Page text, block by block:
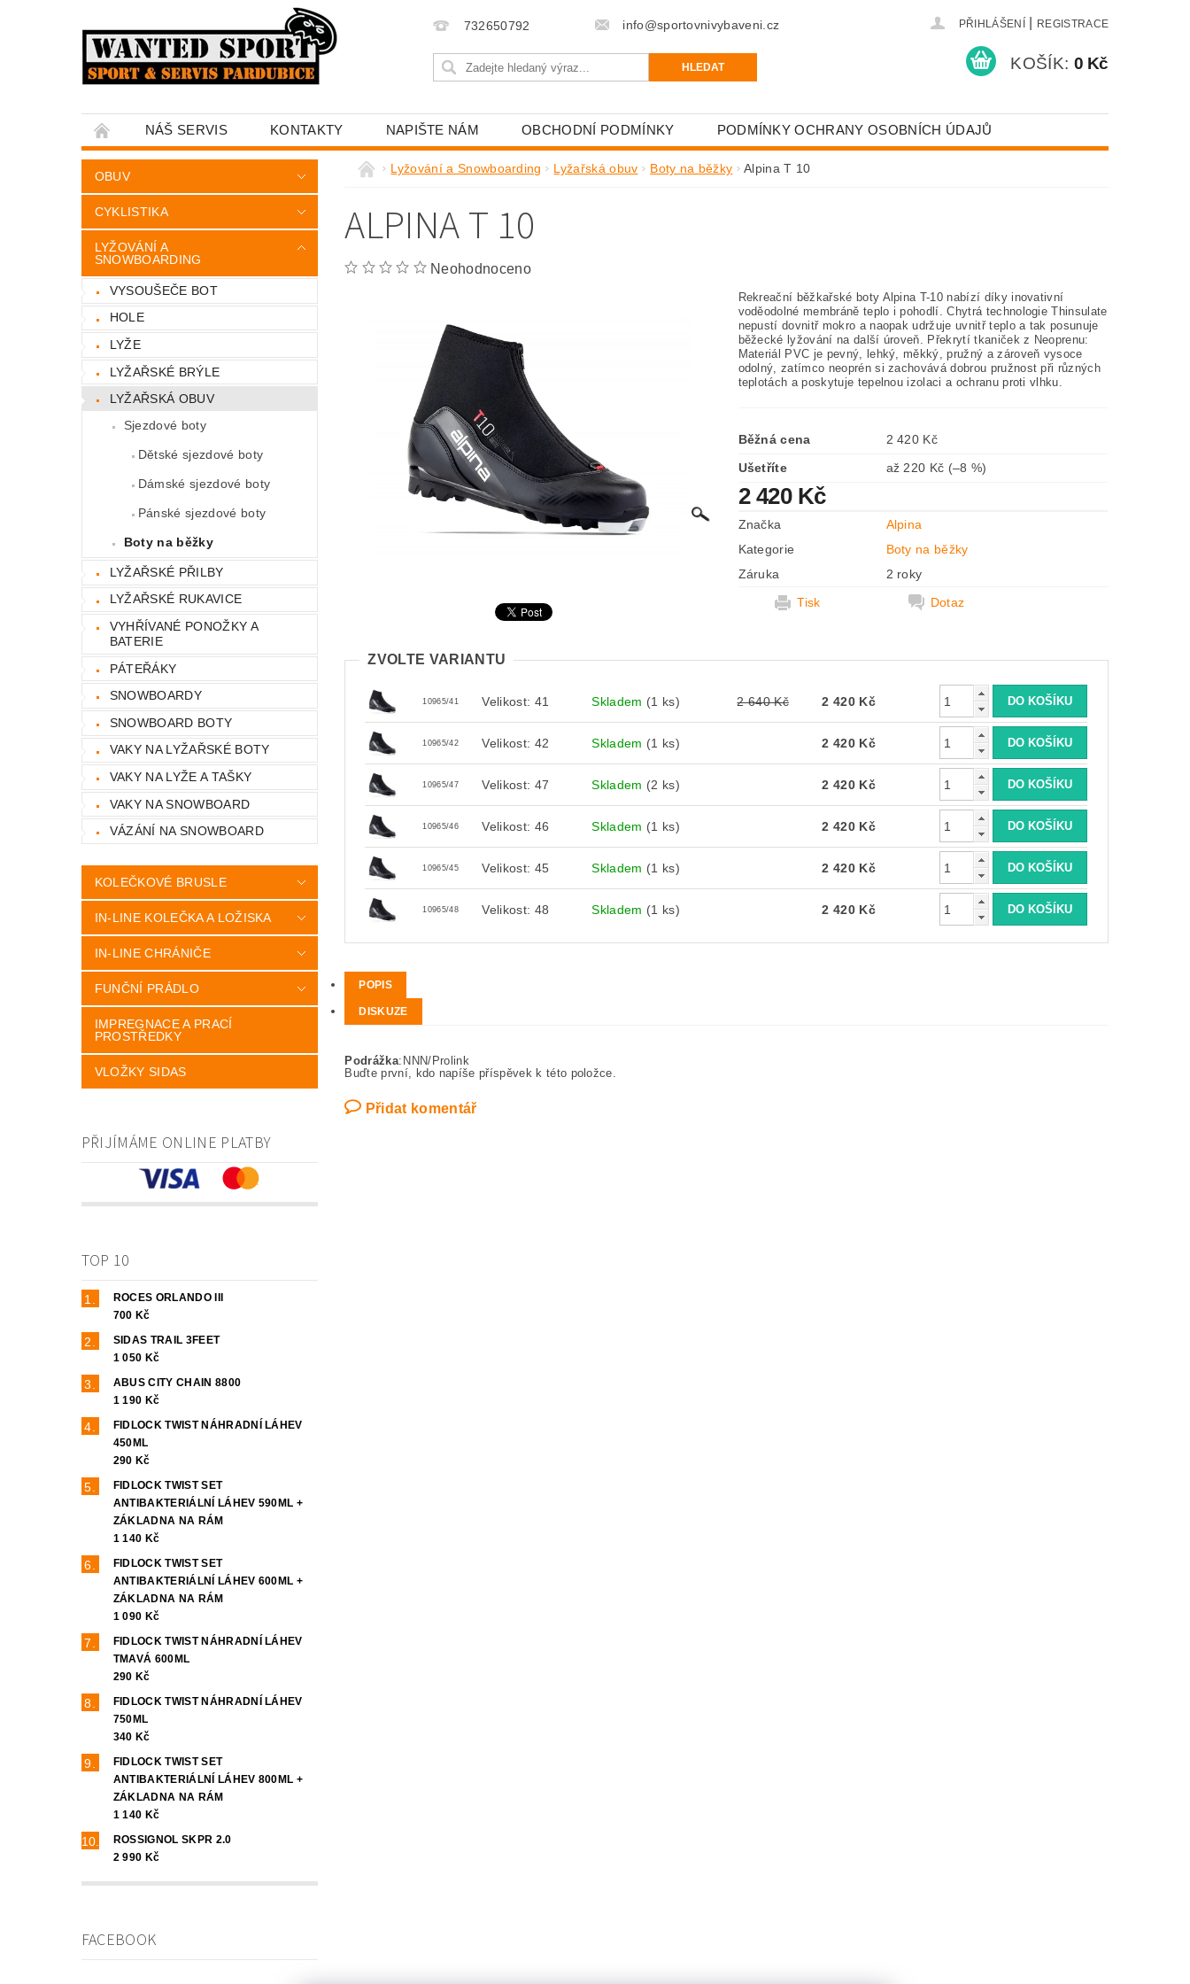
732650792 info@sportovnivybaveni.cz PŘIHLÁŠENÍ REGISTRACE
KOŠÍK: 0 Kč
NÁŠ SERVIS KONTAKTY NAPIŠTE NÁM OBCHODNÍ PODMÍNKY PODMÍNKY OCHRANY OSOBNÍCH ÚDAJŮ
OBUV
CYKLISTIKA
LYŽOVÁNÍ A
SNOWBOARDING
VYSOUŠEČE BOT
HOLE
LYŽE
LYŽAŘSKÉ BRÝLE
LYŽAŘSKÁ OBUV
Sjezdové boty
Dětské sjezdové boty
Dámské sjezdové boty
Pánské sjezdové boty
Boty na běžky
LYŽAŘSKÉ PŘILBY
LYŽAŘSKÉ RUKAVICE
VYHŘÍVANÉ PONOŽKY A
BATERIE
PÁTEŘÁKY
SNOWBOARDY
SNOWBOARD BOTY
VAKY NA LYŽAŘSKÉ BOTY
VAKY NA LYŽE A TAŠKY
VAKY NA SNOWBOARD
VÁZÁNÍ NA SNOWBOARD
KOLEČKOVÉ BRUSLE
IN-LINE KOLEČKA A LOŽISKA
IN-LINE CHRÁNIČE
FUNČNÍ PRÁDLO
IMPREGNACE A PRACÍ
PROSTŘEDKY
VLOŽKY SIDAS
PŘIJÍMÁME ONLINE PLATBY
TOP 10
ROCES ORLANDO III
700 Kč
SIDAS TRAIL 3FEET
1 050 Kč
ABUS CITY CHAIN 8800
1 190 Kč
FIDLOCK TWIST NÁHRADNÍ LÁHEV
450ML
290 Kč
FIDLOCK TWIST SET
ANTIBAKTERIÁLNÍ LÁHEV 590ML +
ZÁKLADNA NA RÁM
1 140 Kč
FIDLOCK TWIST SET
ANTIBAKTERIÁLNÍ LÁHEV 600ML +
ZÁKLADNA NA RÁM
1 090 Kč
FIDLOCK TWIST NÁHRADNÍ LÁHEV
TMAVÁ 600ML
290 Kč
FIDLOCK TWIST NÁHRADNÍ LÁHEV
750ML
340 Kč
FIDLOCK TWIST SET
ANTIBAKTERIÁLNÍ LÁHEV 800ML +
ZÁKLADNA NA RÁM
1 140 Kč
ROSSIGNOL SKPR 2.0
2 990 Kč
FACEBOOK
Lyžování a Snowboarding Lyžařská obuv Boty na běžky Alpina T 10
ALPINA T 10
Neohodnoceno
Rekreační běžkařské boty Alpina T-10 nabízí díky inovativní
voděodolné membráně teplo i pohodlí. Chytrá technologie Thinsulate
nepustí dovnitř mokro a naopak udržuje uvnitř teplo a tak posunuje
běžecké lyžování na další úroveň. Překrytí tkaniček z Neoprenu:
Materiál PVC je pevný, lehký, měkký, pružný a zároveň vysoce
odolný, zatímco neoprén si zachovává dobrou pružnost při různých
teplotách a poskytuje tepelnou izolaci a ochranu proti vlhku.
Běžná cena
2 420 Kč
Ušetříte
až 220 Kč (–8 %)
2 420 Kč
Značka
Alpina
Kategorie
Boty na běžky
Záruka
2 roky
Tisk
Dotaz
ZVOLTE VARIANTU
10965/41 Velikost: 41 Skladem (1 ks) 2 640 Kč 2 420 Kč
10965/42 Velikost: 42 Skladem (1 ks) 2 420 Kč
10965/47 Velikost: 47 Skladem (2 ks) 2 420 Kč
10965/46 Velikost: 46 Skladem (1 ks) 2 420 Kč
10965/45 Velikost: 45 Skladem (1 ks) 2 420 Kč
10965/48 Velikost: 48 Skladem (1 ks) 2 420 Kč
POPIS
DISKUZE
Podrážka: NNN/Prolink
Buďte první, kdo napíše příspěvek k této položce.
Přidat komentář